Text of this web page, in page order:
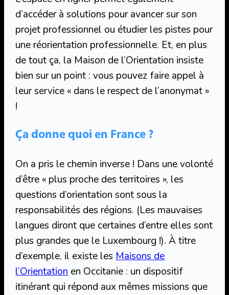
d’accéder à solutions pour avancer sur son
projet professionnel ou étudier les pistes pour
une réorientation professionnelle. Et, en plus
de tout ça, la Maison de l’Orientation insiste
bien sur un point : vous pouvez faire appel à
leur service « dans le respect de l’anonymat »
!
Ça donne quoi en France ?
On a pris le chemin inverse ! Dans une volonté
d’être « plus proche des territoires », les
questions d’orientation sont sous la
responsabilités des régions. (Les mauvaises
langues diront que certaines d’entre elles sont
plus grandes que le Luxembourg !). À titre
d’exemple, il existe les Maisons de
l’Orientation en Occitanie : un dispositif
itinérant qui répond aux mêmes missions que